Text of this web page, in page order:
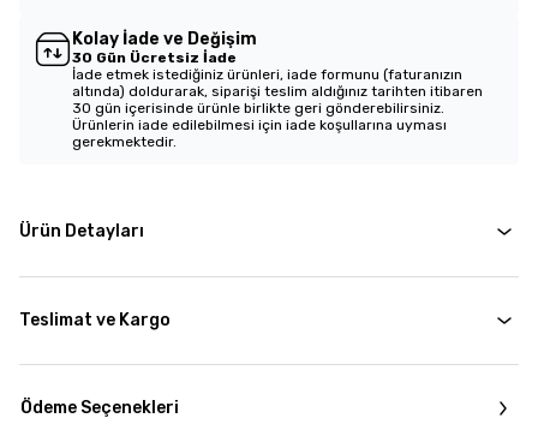
Kolay İade ve Değişim
30 Gün Ücretsiz İade
İade etmek istediğiniz ürünleri, iade formunu (faturanızın
altında) doldurarak, siparişi teslim aldığınız tarihten itibaren
30 gün içerisinde ürünle birlikte geri gönderebilirsiniz.
Ürünlerin iade edilebilmesi için iade koşullarına uyması
gerekmektedir.
Ürün Detayları
Teslimat ve Kargo
Ödeme Seçenekleri